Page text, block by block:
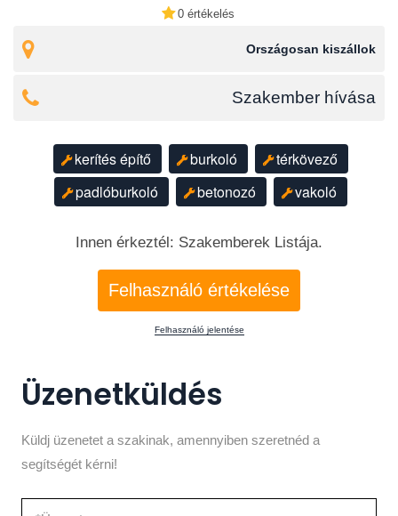
0 értékelés
Országosan kiszállok
Szakember hívása
kerítés építő burkoló
térkövező
padlóburkoló
betonozó vakoló
Innen érkeztél: Szakemberek Listája.
Felhasználó értékelése
Felhasználó jelentése
Üzenetküldés
Küldj üzenetet a szakinak, amennyiben szeretnéd a
segítségét kérni!